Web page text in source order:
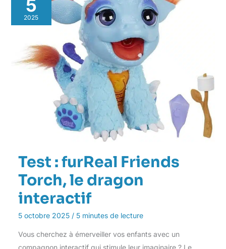
5
2025
Test : furReal Friends
Torch, le dragon
interactif
5 octobre 2025 / 5 minutes de lecture
Vous cherchez à émerveiller vos enfants avec un
compagnon interactif qui stimule leur imaginaire ? Le